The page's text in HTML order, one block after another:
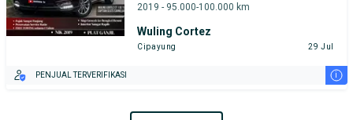
2019 - 95.000-100.000 km
Wuling Cortez
Cipayung 29 Jul
PENJUAL TERVERIFIKASI i